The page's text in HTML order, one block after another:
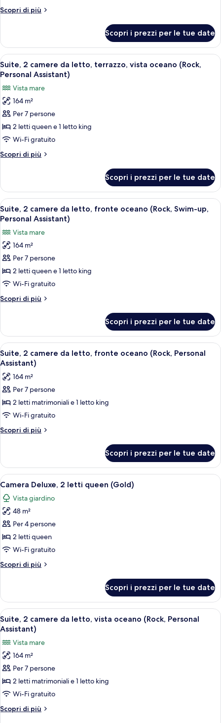
camere
(Deluxe)
Scopri di più
Altri
familiare,
camere
da
(Deluxe)
Scopri i prezzi per le tue date
Apri
tutte
foto
per
Suite,
2
camere
da
letto,
vista
oceano
(Rock,
Personal
Assistant)
Una terrazza sul tetto con lettini, un
13
Suite, 2 camere da letto, terrazzo, vista oceano (Rock,
Personal Assistant)
Vista mare
164 m²
Per 7 persone
2 letti queen e 1 letto king
Wi-Fi gratuito
Scopri di più
Altri
2
camere
da
letto,
vista
oceano
(Rock,
Personal
Assistant)
Scopri i prezzi per le tue date
Apri
tutte
foto
per
Suite,
2
camere
da
letto,
oceano
(Rock,
Swim-
up,
Personal
Assistant)
Una suite moderna con piscina
13
Suite, 2 camere da letto, fronte oceano (Rock, Swim-up,
Personal Assistant)
Vista mare
164 m²
Per 7 persone
2 letti queen e 1 letto king
Wi-Fi gratuito
Scopri di più
Altri
2
camere
da
letto,
oceano
(Rock,
up,
Personal
Scopri i prezzi per le tue date
Apri
tutte
le
foto
per
Suite,
2
camere
fronte
oceano
(Rock,
Personal
Assistant)
Un bagno moderno con una vasca
12
Suite, 2 camere da letto, fronte oceano (Rock, Personal
Assistant)
164 m²
Per 7 persone
2 letti matrimoniali e 1 letto king
Wi-Fi gratuito
Scopri di più
Altri
2
camere
da
fronte
oceano
Personal
Assistant)
Scopri i prezzi per le tue date
Apri
tutte
le
foto
per
Camera
Deluxe,
letti
Camera d'albergo con due letti,
7
Camera Deluxe, 2 letti queen (Gold)
Vista giardino
48 m²
Per 4 persone
2 letti queen
Wi-Fi gratuito
Scopri di più
Altri
Deluxe,
letti
queen
Scopri i prezzi per le tue date
Apri
tutte
foto
per
Suite,
2
camere
da
letto,
Una moderna camera d'hotel con
13
Suite, 2 camere da letto, vista oceano (Rock, Personal
Assistant)
Vista mare
164 m²
Per 7 persone
2 letti matrimoniali e 1 letto king
Wi-Fi gratuito
Scopri di più
Altri